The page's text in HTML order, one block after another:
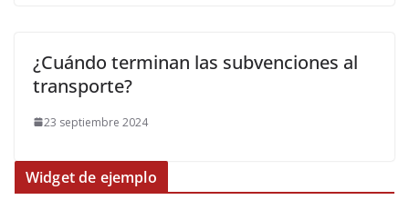
¿Cuándo terminan las subvenciones al
transporte?
23 septiembre 2024
Widget de ejemplo